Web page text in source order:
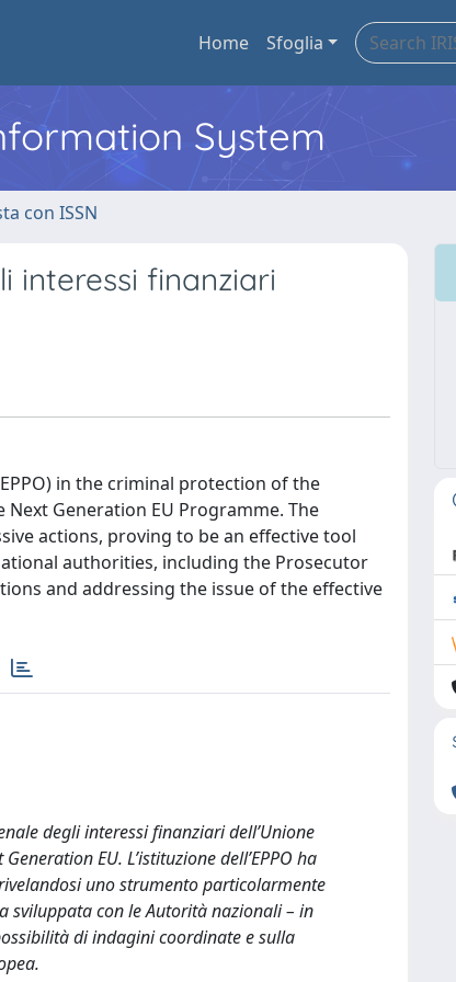
Home Sfoglia
System
con ISSN
interessi finanziari
in the criminal protection of the
Generation EU Programme. The
actions, proving to be an effective tool
authorities, including the Prosecutor
and addressing the issue of the effective
degli interessi finanziari dell’Unione
EU. L’istituzione dell’EPPO ha
uno strumento particolarmente
sviluppata con le Autorità nazionali – in
di indagini coordinate e sulla